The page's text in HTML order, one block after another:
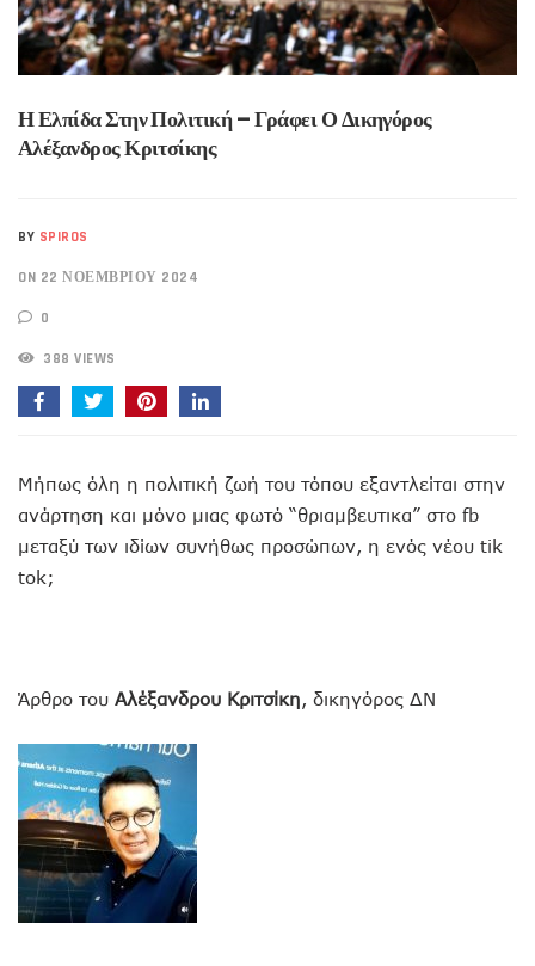
Η Ελπίδα Στην Πολιτική – Γράφει Ο Δικηγόρος
Αλέξανδρος Κριτσίκης
BY SPIROS
ON 22 ΝΟΕΜΒΡΊΟΥ 2024
0
388 VIEWS
Μήπως όλη η πολιτική ζωή του τόπου εξαντλείται στην
ανάρτηση και μόνο μιας φωτό “θριαμβευτικα” στο fb
μεταξύ των ιδίων συνήθως προσώπων, η ενός νέου tik
tok;
Άρθρο του Αλέξανδρου Κριτσίκη, δικηγόρος ΔΝ